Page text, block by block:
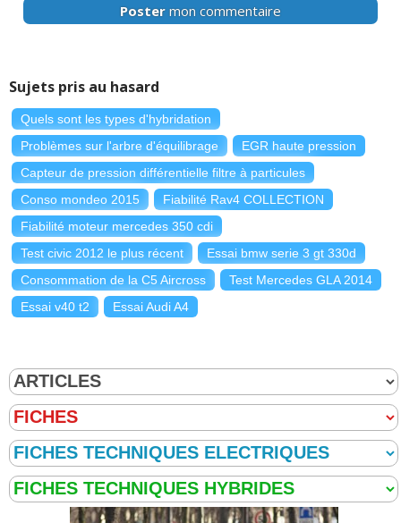
Poster mon commentaire
Sujets pris au hasard
Quels sont les types d'hybridation
Problèmes sur l'arbre d'équilibrage
EGR haute pression
Capteur de pression différentielle filtre à particules
Conso mondeo 2015
Fiabilité Rav4 COLLECTION
Fiabilité moteur mercedes 350 cdi
Test civic 2012 le plus récent
Essai bmw serie 3 gt 330d
Consommation de la C5 Aircross
Test Mercedes GLA 2014
Essai v40 t2
Essai Audi A4